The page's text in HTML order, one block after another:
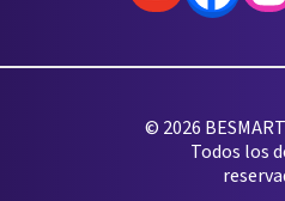
© 2026
Todos los